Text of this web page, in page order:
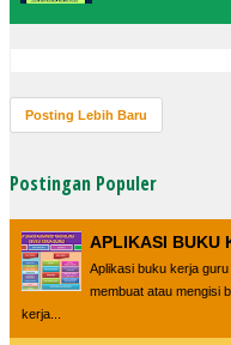
Posting Lebih Baru
Postingan Populer
APLIKASI BUKU
Aplikasi buku kerja
membuat atau mengisi
kerja...